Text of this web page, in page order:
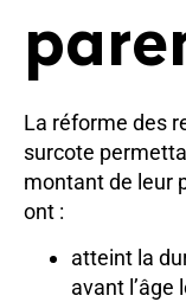
La réforme des
surcote
montant de leur
ont :
atteint la
avant l’âge